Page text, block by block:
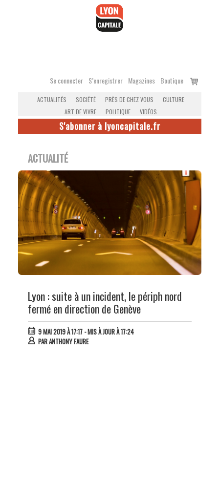
Se connecter S’enregistrer Magazines Boutique
Voir
ACTUALITÉS SOCIÉTÉ PRÈS DE CHEZ VOUS
CULTURE
ART DE VIVRE
POLITIQUE VIDÉOS
S'abonner à lyoncapitale.fr
ACTUALITÉ
Lyon : suite à un incident, le périph nord
fermé en direction de Genève
9 MAI 2019 À 17:17- MIS À JOUR À 17:24
PARANTHONY FAURE